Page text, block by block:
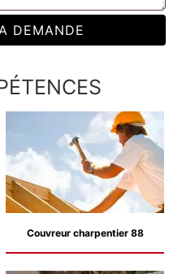
Couvreur charpentier 88